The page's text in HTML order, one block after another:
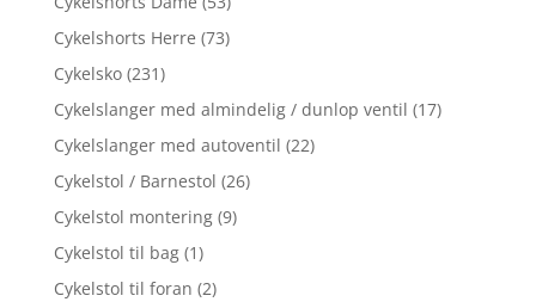
Cykelshorts Herre (73)
Cykelsko (231)
Cykelslanger med almindelig / dunlop ventil (17)
Cykelslanger med autoventil (22)
Cykelstol / Barnestol (26)
Cykelstol montering (9)
Cykelstol til bag (1)
Cykelstol til foran (2)